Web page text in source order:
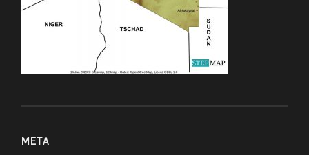
META